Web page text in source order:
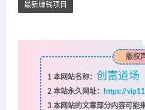
最新赚钱项目
版权
1 本网站名称： 创富道场
2本站永久网址：
https://
3本网站的文章部分内容可能